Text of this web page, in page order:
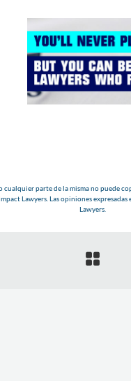
parte de la misma no puede
Lawyers. Las opiniones
Lawyers.
